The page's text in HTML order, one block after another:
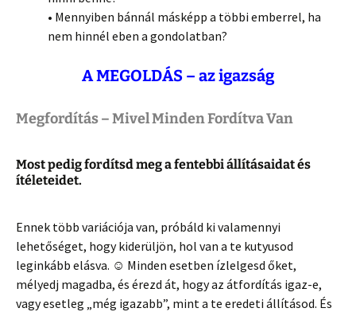
• Mennyiben bánnál másképp a többi emberrel, ha
nem hinnél eben a gondolatban?
A MEGOLDÁS – az igazság
Megfordítás – Mivel Minden Fordítva Van
Most pedig fordítsd meg a fentebbi állításaidat és
ítéleteidet.
Ennek több variációja van, próbáld ki valamennyi
lehetőséget, hogy kiderüljön, hol van a te kutyusod
leginkább elásva. ☺ Minden esetben ízlelgesd őket,
mélyedj magadba, és érezd át, hogy az átfordítás igaz-e,
vagy esetleg „még igazabb”, mint a te eredeti állításod. És